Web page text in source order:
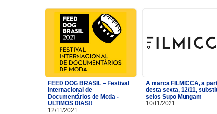
FEED DOG BRASIL – Festival
Internacional de
Documentários de Moda -
ÚLTIMOS DIAS!!
12/11/2021
A marca FILMICCA, a
desta sexta, 12/11,
selos Supo Mungam
10/11/2021